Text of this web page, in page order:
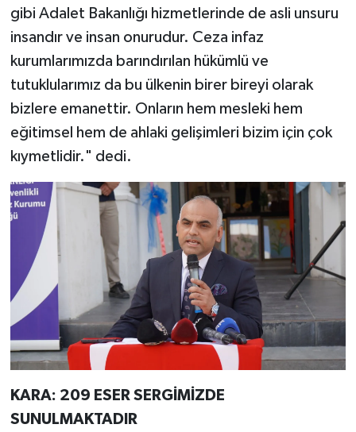
gibi Adalet Bakanlığı hizmetlerinde de asli unsuru
insandır ve insan onurudur. Ceza infaz
kurumlarımızda barındırılan hükümlü ve
tutuklularımız da bu ülkenin birer bireyi olarak
bizlere emanettir. Onların hem mesleki hem
eğitimsel hem de ahlaki gelişimleri bizim için çok
kıymetlidir." dedi.
KARA: 209 ESER SERGİMİZDE
SUNULMAKTADIR